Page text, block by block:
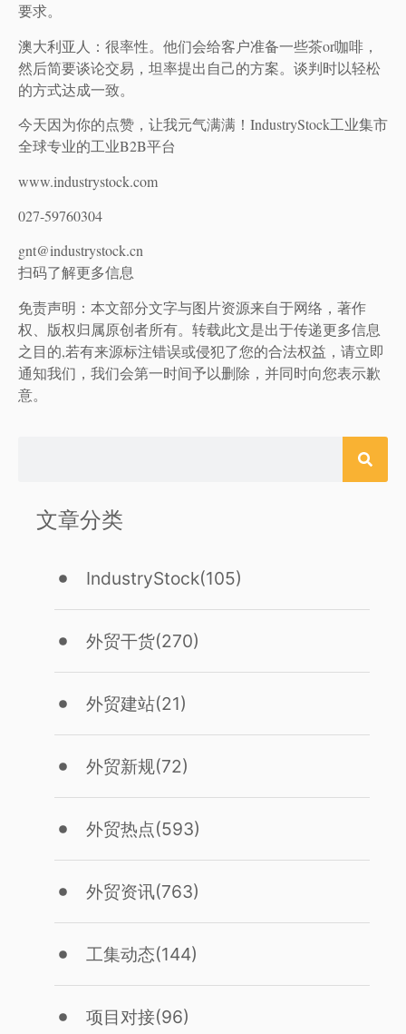
要求。
澳大利亚人：很率性。他们会给客户准备一些茶or咖啡，
然后简要谈论交易，坦率提出自己的方案。谈判时以轻松
的方式达成一致。
今天因为你的点赞，让我元气满满！IndustryStock工业集市
全球专业的工业B2B平台
www.industrystock.com
027-59760304
gnt@industrystock.cn
扫码了解更多信息
免责声明：本文部分文字与图片资源来自于网络，著作
权、版权归属原创者所有。转载此文是出于传递更多信息
之目的,若有来源标注错误或侵犯了您的合法权益，请立即
通知我们，我们会第一时间予以删除，并同时向您表示歉
意。
文章分类
IndustryStock(105)
外贸干货(270)
外贸建站(21)
外贸新规(72)
外贸热点(593)
外贸资讯(763)
工集动态(144)
项目对接(96)